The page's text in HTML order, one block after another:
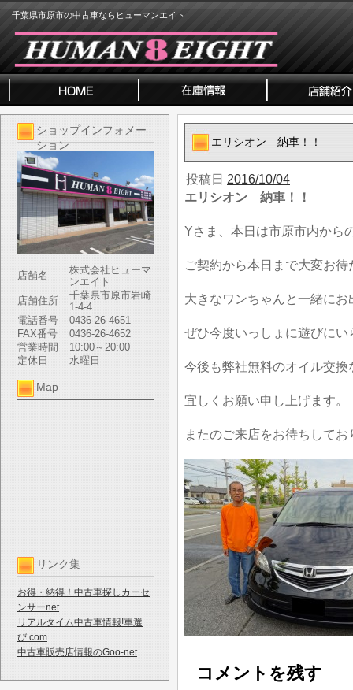
千葉県市原市の中古車ならヒューマンエイト
ショップインフォメー
ション
店舗名
株式会社ヒューマ
ンエイト
店舗住所
千葉県市原市岩崎
1-4-4
電話番号
0436-26-4651
FAX番号
0436-26-4652
営業時間
10:00～20:00
定休日
水曜日
Map
リンク集
お得・納得！中古車探しカーセ
ンサーnet
リアルタイム中古車情報!車選
び.com
中古車販売店情報のGoo-net
エリシオン 納車！！
投稿日 2016/10/04
エリシオン 納車！！
Yさま、本日は市原市内から
ご契約から本日まで大変お
大きなワンちゃんと一緒に
ぜひ今度いっしょに遊びにい
今後も弊社無料のオイル交
宜しくお願い申し上げます。
またのご来店をお待ちしてお
コメントを残す